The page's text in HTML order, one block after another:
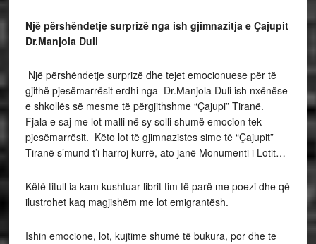
Një përshëndetje surprizë nga ish gjimnazitja e Çajupit
Dr.Manjola Duli
Një përshëndetje surprizë dhe tejet emocionuese për të
gjithë pjesëmarrësit erdhi nga Dr.Manjola Duli ish nxënëse
e shkollës së mesme të përgjithshme “Çajupi” Tiranë.
Fjala e saj me lot malli në sy solli shumë emocion tek
pjesëmarrësit. Këto lot të gjimnazistes sime të “Çajupit”
Tiranë s’mund t’i harroj kurrë, ato janë Monumenti i Lotit…
Këtë titull ia kam kushtuar librit tim të parë me poezi dhe që
ilustrohet kaq magjishëm me lot emigrantësh.
Ishin emocione, lot, kujtime shumë të bukura, por dhe te